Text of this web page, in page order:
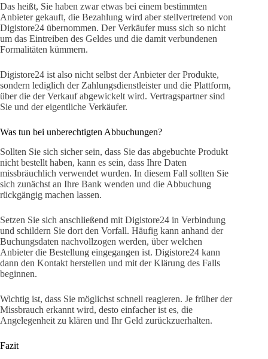
Das heißt, Sie haben zwar etwas bei einem bestimmten
Anbieter gekauft, die Bezahlung wird aber stellvertretend von
Digistore24 übernommen. Der Verkäufer muss sich so nicht
um das Eintreiben des Geldes und die damit verbundenen
Formalitäten kümmern.
Digistore24 ist also nicht selbst der Anbieter der Produkte,
sondern lediglich der Zahlungsdienstleister und die Plattform,
über die der Verkauf abgewickelt wird. Vertragspartner sind
Sie und der eigentliche Verkäufer.
Was tun bei unberechtigten Abbuchungen?
Sollten Sie sich sicher sein, dass Sie das abgebuchte Produkt
nicht bestellt haben, kann es sein, dass Ihre Daten
missbräuchlich verwendet wurden. In diesem Fall sollten Sie
sich zunächst an Ihre Bank wenden und die Abbuchung
rückgängig machen lassen.
Setzen Sie sich anschließend mit Digistore24 in Verbindung
und schildern Sie dort den Vorfall. Häufig kann anhand der
Buchungsdaten nachvollzogen werden, über welchen
Anbieter die Bestellung eingegangen ist. Digistore24 kann
dann den Kontakt herstellen und mit der Klärung des Falls
beginnen.
Wichtig ist, dass Sie möglichst schnell reagieren. Je früher der
Missbrauch erkannt wird, desto einfacher ist es, die
Angelegenheit zu klären und Ihr Geld zurückzuerhalten.
Fazit